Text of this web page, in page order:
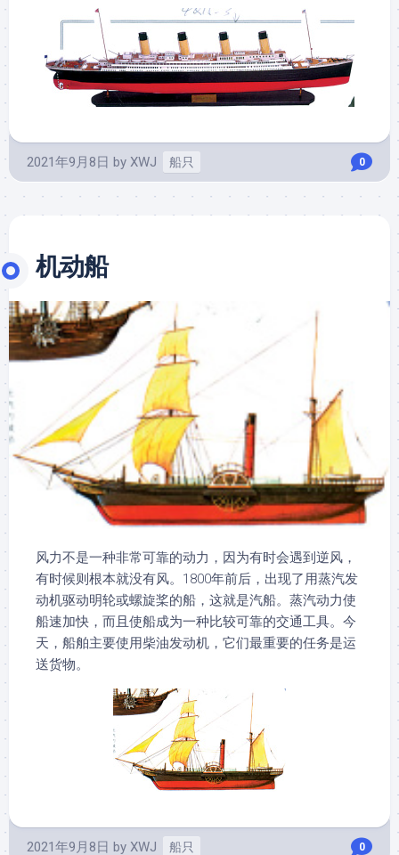
2021年9月8日 by XWJ 船只 0
机动船
风力不是一种非常可靠的动力，因为有时会遇到逆风，
有时候则根本就没有风。1800年前后，出现了用蒸汽发
动机驱动明轮或螺旋桨的船，这就是汽船。蒸汽动力使
船速加快，而且使船成为一种比较可靠的交通工具。今
天，船舶主要使用柴油发动机，它们最重要的任务是运
送货物。
2021年9月8日 by XWJ 船只 0